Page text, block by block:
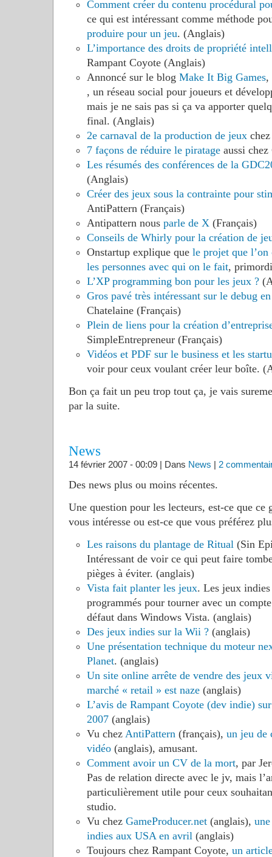
Comment créer du contenu procédural
ce qui est intéressant comme méthode
produire pour un jeu. (Anglais)
L’importance des droits de propriété
Rampant Coyote (Anglais)
Annoncé sur le blog Make It Big Games,
, un réseau social pour joueurs et
mais je ne sais pas si ça va apporter
final. (Anglais)
2e carnaval de la production de jeuxchez
7 façons de réduire le piratageaussi chez
Les résumés des conférences de la
(Anglais)
Créer des jeux sous la contrainte pour
AntiPattern (Français)
Antipattern nous parle de X(Français)
Conseils de Whirly pour la création de
Onstartup explique que le projet que
les personnes avec qui on le fait,
L’XP programming bon pour les jeux ?
Gros pavé très intéressant sur le debug
Chatelaine (Français)
Plein de liens pour la création
SimpleEntrepreneur (Français)
Vidéos et PDF sur le business et les
voir pour ceux voulant créer leur boîte.
Bon ça fait un peu trop tout ça, je vais
par la suite.
News
14 février 2007 - 00:09 | Dans News | 2
Des news plus ou moins récentes.
Une question pour les lecteurs, est-ce que ce
vous intéresse ou est-ce que vous préférez
Les raisons du plantage de Ritual(Sin
Intéressant de voir ce qui peut faire
pièges à éviter. (anglais)
Vista fait planter les jeux. Les jeux indies
programmés pour tourner avec un
défaut dans Windows Vista. (anglais)
Des jeux indies sur la Wii ?(anglais)
Une présentation technique du moteur
Planet. (anglais)
Un site online arrête de vendre des jeux
marché « retail » est naze(anglais)
L’avis de Rampant Coyote (dev indie)
2007(anglais)
Vu chez AntiPattern(français), un jeu de
vidéo(anglais), amusant.
Comment avoir un CV de la mort, par
Pas de relation directe avec le jv, mais
particulièrement utile pour ceux
studio.
Vu chez GameProducer.net(anglais),
indies aux USA en avril (anglais)
Toujours chez Rampant Coyote, un